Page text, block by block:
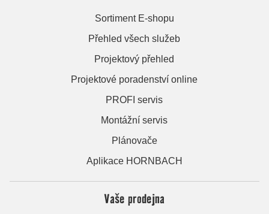
Sortiment E-shopu
Přehled všech služeb
Projektový přehled
Projektové poradenství online
PROFI servis
Montážní servis
Plánovače
Aplikace HORNBACH
Vaše prodejna